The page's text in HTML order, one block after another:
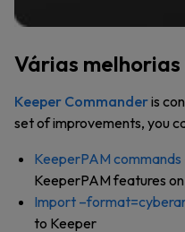
Várias
Keeper Commanderis
set of improvements, you
KeeperPAM commands
KeeperPAM features
Import
to Keeper